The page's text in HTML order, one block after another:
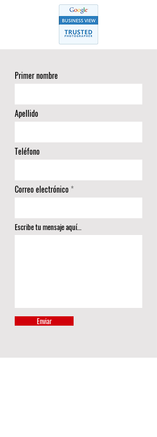
Primer nombre
Apellido
Teléfono
Correo electrónico
Escribe tu mensaje aquí...
Enviar